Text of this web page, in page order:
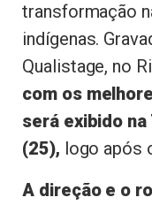
transformação
indígenas.
Qualistage, no
com os
será exibido
(25), logo após
A direção e o